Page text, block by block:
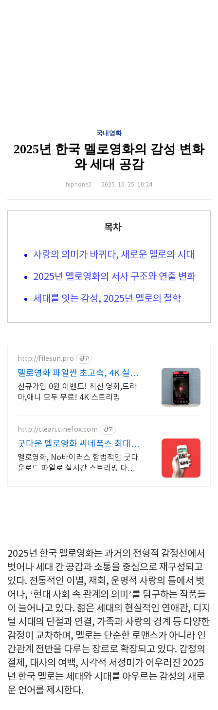
국내영화
2025년 한국 멜로영화의 감성 변화
와 세대 공감
hiphone2 2025. 10. 25. 10:24
목차
사랑의 의미가 바뀌다, 새로운 멜로의 시대
2025년 멜로영화의 서사 구조와 연출 변화
세대를 잇는 감성, 2025년 멜로의 철학
http://filesun.pro 광고
멜로영화 파일썬 초고속, 4K 실시
간 보기!
신규가입 0원 이벤트! 최신 영화,드라
마,애니 모두 무료! 4K 스트리밍
http://clean.cinefox.com 광고
굿다운 멜로영화 씨네폭스 최대3
만원+10%추가적립
멜로영화, No바이러스 합법적인 굿다
운로드 파일로 실시간 스트리밍 다운로
2025년 한국 멜로영화는 과거의 전형적 감정선에서
벗어나 세대 간 공감과 소통을 중심으로 재구성되고
있다. 전통적인 이별, 재회, 운명적 사랑의 틀에서 벗
어나, ‘현대 사회 속 관계의 의미’를 탐구하는 작품들
이 늘어나고 있다. 젊은 세대의 현실적인 연애관, 디지
털 시대의 단절과 연결, 가족과 사랑의 경계 등 다양한
감정이 교차하며, 멜로는 단순한 로맨스가 아니라 인
간관계 전반을 다루는 장르로 확장되고 있다. 감정의
절제, 대사의 여백, 시각적 서정미가 어우러진 2025
년 한국 멜로는 세대와 시대를 아우르는 감성의 새로
운 언어를 제시한다.